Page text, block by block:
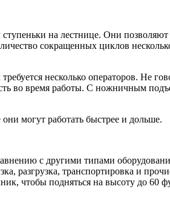
на лестнице. Они позволяют
сокращенных циклов
несколько операторов. Не
время работы. С ножничным
могут работать быстрее и дольше.
с другими типами
разгрузка, транспортировка и
чтобы подняться на высоту до 60